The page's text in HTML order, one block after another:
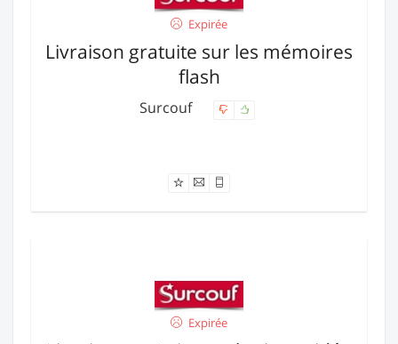
Expirée
Livraison gratuite sur les mémoires
flash
Surcouf
Expirée